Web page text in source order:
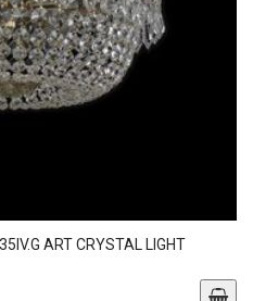
ART CRYSTAL LIGHT